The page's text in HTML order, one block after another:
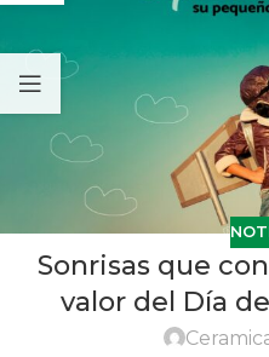
Sonrisas que
valor del Día